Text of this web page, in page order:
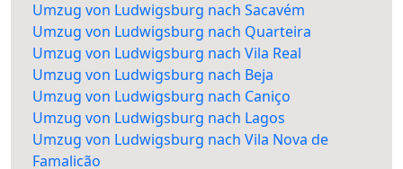
Umzug von Ludwigsburg nach Sacavém
Umzug von Ludwigsburg nach Quarteira
Umzug von Ludwigsburg nach Vila Real
Umzug von Ludwigsburg nach Beja
Umzug von Ludwigsburg nach Caniço
Umzug von Ludwigsburg nach Lagos
Umzug von Ludwigsburg nach Vila Nova de
Famalicão